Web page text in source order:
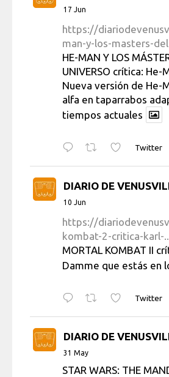
17 Jun
https://
man-y-los-masters-
HE-MAN Y LOS
UNIVERSO crítica: He-
Nueva versión de He-
alfa en taparrabos
tiempos actuales
Twitter
DIARIO DE
10 Jun
https://
kombat-2-critica-karl-
MORTAL KOMBAT II
Damme que estás en
Twitter
DIARIO DE
31 May
STAR WARS: THE